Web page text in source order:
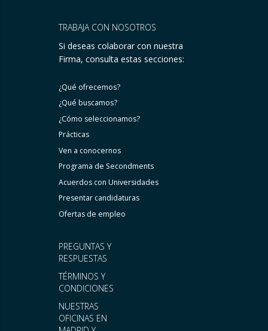
PREGUNTAS Y
RESPUESTAS
TÉRMINOS Y
CONDICIONES
NUESTRAS
OFICINAS EN
TRABAJA CON NOSOTROS
Si deseas colaborar con nuestra
Firma, consulta estas secciones:
¿Qué ofrecemos?
¿Qué buscamos?
¿Cómo seleccionamos?
Prácticas
Ven a conocernos
Programa de Secondments
Acuerdos con Universidades
Presentar candidaturas
Ofertas de empleo